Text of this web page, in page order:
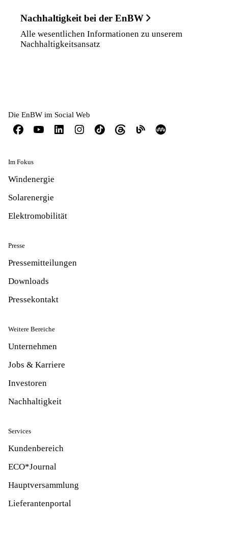
Nachhaltigkeit bei der EnBW
Alle wesentlichen Informationen zu unserem
Nachhaltigkeitsansatz
Die EnBW im Social Web
Im Fokus
Windenergie
Solarenergie
Elektromobilität
Presse
Pressemitteilungen
Downloads
Pressekontakt
Weitere Bereiche
Unternehmen
Jobs & Karriere
Investoren
Nachhaltigkeit
Services
Kundenbereich
ECO*Journal
Hauptversammlung
Lieferantenportal